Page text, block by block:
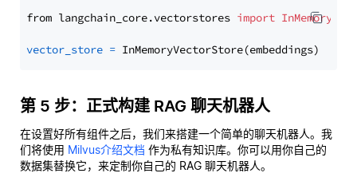
from langchain_core.vectorstores import
vector_store =
第 5 步：正式构建 RAG 聊天机器人
在设置好所有组件之后，我们来搭建一个简单的聊天机器人。我
们将使用 Milvus介绍文档 作为私有知识库。你可以用你自己的
数据集替换它，来定制你自己的 RAG 聊天机器人。